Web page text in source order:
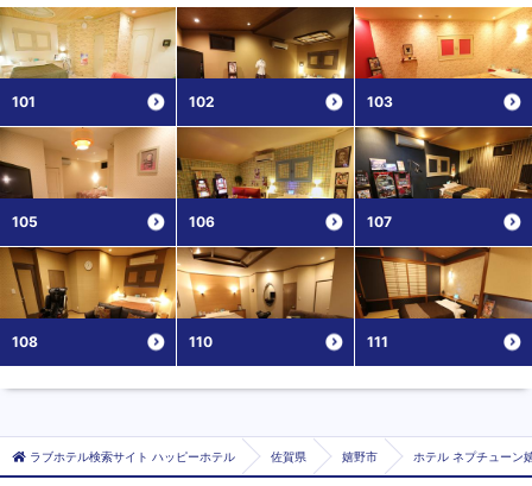
101 102 103
105 106 107
108 110 111
ラブホテル検索サイト ハッピーホテル 佐賀県 嬉野市 ホテル ネプチューン